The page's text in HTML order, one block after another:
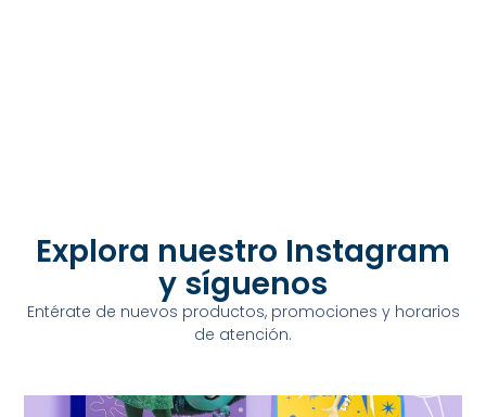
Explora nuestro Instagram
y síguenos
Entérate de nuevos productos, promociones y horarios
de atención.